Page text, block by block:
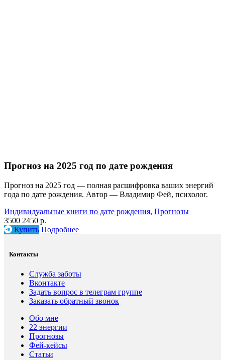
Прогноз на 2025 год по дате рождения
Прогноз на 2025 год — полная расшифровка ваших энергий
года по дате рождения. Автор — Владимир Фей, психолог.
Индивидуальные книги по дате рождения, Прогнозы
3500 2450 р.
Купить Подробнее
Контакты
Служба заботы
Вконтакте
Задать вопрос в телеграм группе
Заказать обратный звонок
Обо мне
22 энергии
Прогнозы
Фей-кейсы
Статьи